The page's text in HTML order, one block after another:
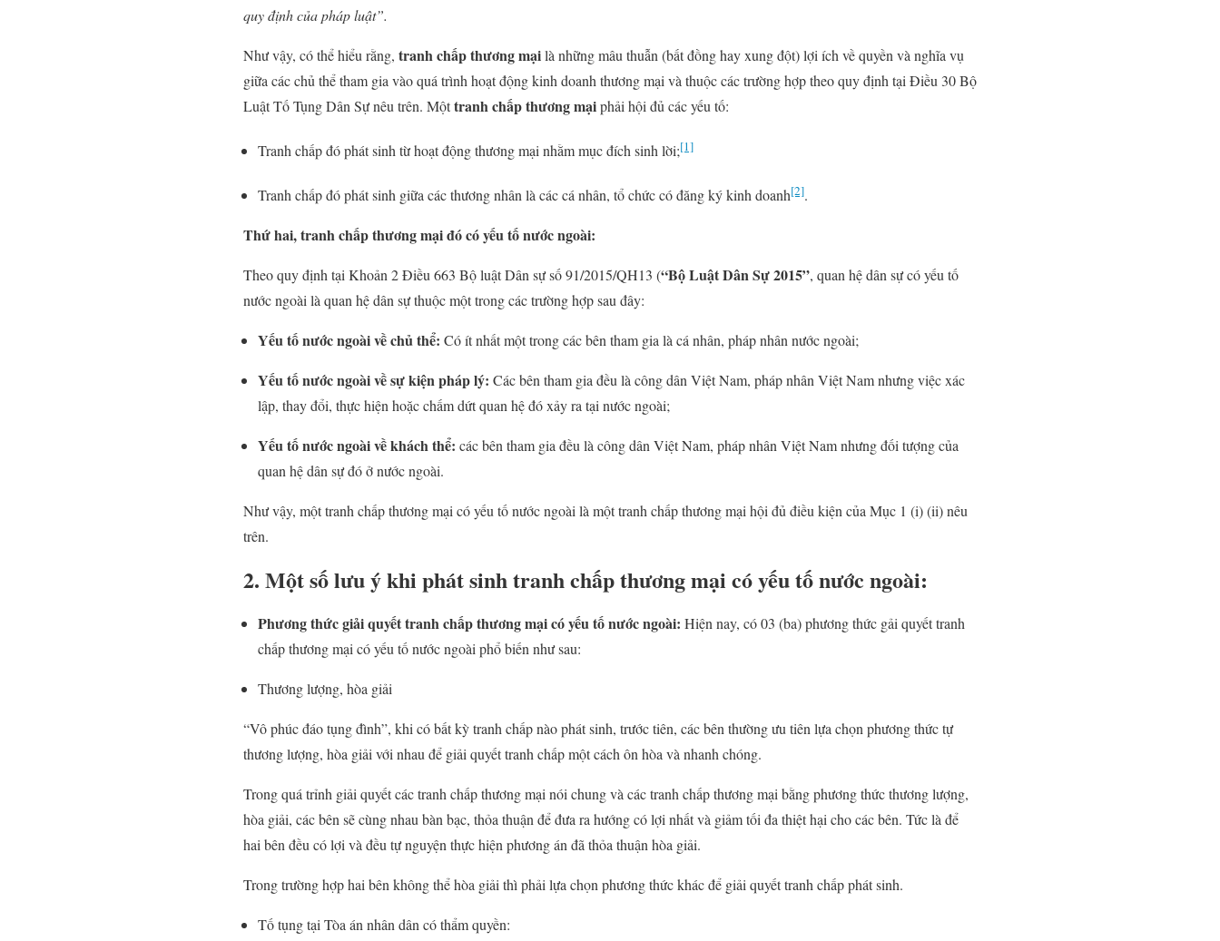
quy định của pháp luật”.
Như vậy, có thể hiểu rằng, tranh chấp thương mạilà những mâu thuẫn (bất đồng hay xung đột) lợi ích về quyền và nghĩa vụ
giữa các chủ thể tham gia vào quá trình hoạt động kinh doanh thương mại và thuộc các trường hợp theo quy định tại Điều 30 Bộ
Luật Tố Tụng Dân Sự nêu trên. Mộttranh chấp thương mạiphải hội đủ các yếu tố:
Tranh chấp đó phát sinh từ hoạt động thương mại nhằm mục đích sinh lời;[1]
Tranh chấp đó phát sinh giữa các thương nhân là các cá nhân, tổ chức có đăng ký kinh doanh[2].
Thứ hai, tranh chấp thương mại đó có yếu tố nước ngoài:
Theo quy định tại Khoản 2 Điều 663 Bộ luật Dân sự số 91/2015/QH13 (“Bộ Luật Dân Sự 2015”, quan hệ dân sự có yếu tố
nước ngoài là quan hệ dân sự thuộc một trong các trường hợp sau đây:
Yếu tố nước ngoài về chủ thể: Có ít nhất một trong các bên tham gia là cá nhân, pháp nhân nước ngoài;
Yếu tố nước ngoài về sự kiện pháp lý: Các bên tham gia đều là công dân Việt Nam, pháp nhân Việt Nam nhưng việc xác
lập, thay đổi, thực hiện hoặc chấm dứt quan hệ đó xảy ra tại nước ngoài;
Yếu tố nước ngoài về khách thể: các bên tham gia đều là công dân Việt Nam, pháp nhân Việt Nam nhưng đối tượng của
quan hệ dân sự đó ở nước ngoài.
Như vậy, một tranh chấp thương mại có yếu tố nước ngoài là một tranh chấp thương mại hội đủ điều kiện của Mục 1 (i) (ii) nêu
trên.
2. Một số lưu ý khi phát sinh tranh chấp thương mại có yếu tố nước ngoài:
Phương thức giải quyết tranh chấp thương mại có yếu tố nước ngoài: Hiện nay, có 03 (ba) phương thức gải quyết tranh
chấp thương mại có yếu tố nước ngoài phổ biến như sau:
Thương lượng, hòa giải
“Vô phúc đáo tụng đình”, khi có bất kỳ tranh chấp nào phát sinh, trước tiên, các bên thường ưu tiên lựa chọn phương thức tự
thương lượng, hòa giải với nhau để giải quyết tranh chấp một cách ôn hòa và nhanh chóng.
Trong quá trỉnh giải quyết các tranh chấp thương mại nói chung và các tranh chấp thương mại bằng phương thức thương lượng,
hòa giải, các bên sẽ cùng nhau bàn bạc, thỏa thuận để đưa ra hướng có lợi nhất và giảm tối đa thiệt hại cho các bên. Tức là để
hai bên đều có lợi và đều tự nguyện thực hiện phương án đã thỏa thuận hòa giải.
Trong trường hợp hai bên không thể hòa giải thì phải lựa chọn phương thức khác để giải quyết tranh chấp phát sinh.
Tố tụng tại Tòa án nhân dân có thẩm quyền: